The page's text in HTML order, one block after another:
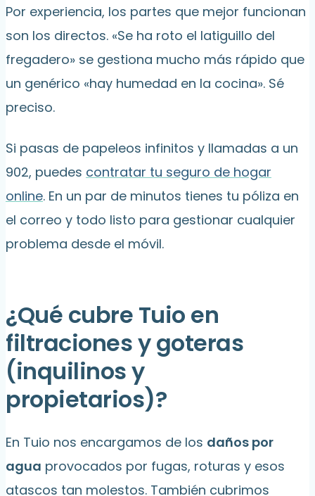
Por experiencia, los partes que mejor funcionan
son los directos. «Se ha roto el latiguillo del
fregadero» se gestiona mucho más rápido que
un genérico «hay humedad en la cocina». Sé
preciso.
Si pasas de papeleos infinitos y llamadas a un
902, puedes contratar tu seguro de hogar
online. En un par de minutos tienes tu póliza en
el correo y todo listo para gestionar cualquier
problema desde el móvil.
¿Qué cubre Tuio en
filtraciones y goteras
(inquilinos y
propietarios)?
En Tuio nos encargamos de los daños por
agua provocados por fugas, roturas y esos
atascos tan molestos. También cubrimos